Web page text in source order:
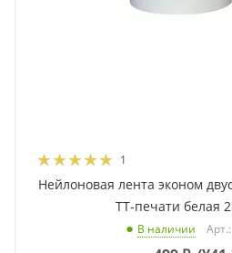
1
Нейлоновая лента эконом
ТТ-печати белая
В наличии